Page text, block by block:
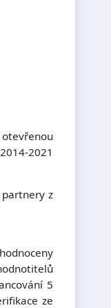
2021
z
5
ze